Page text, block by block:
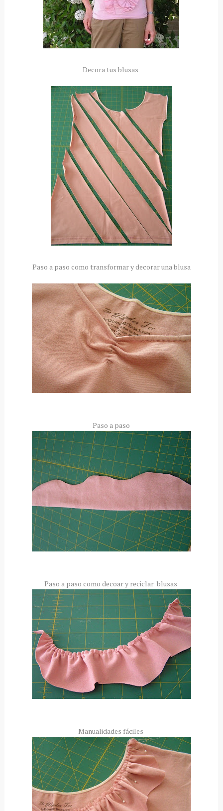
Decora tus blusas
Paso a paso como transformar y decorar una blusa
Paso a paso
Paso a paso como decoar y reciclar blusas
Manualidades fáciles